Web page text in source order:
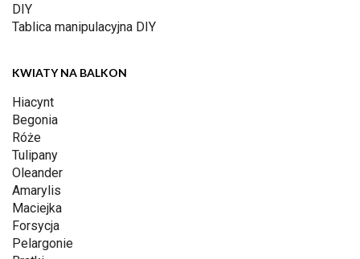
DIY
Tablica manipulacyjna DIY
KWIATY NA BALKON
Hiacynt
Begonia
Róże
Tulipany
Oleander
Amarylis
Maciejka
Forsycja
Pelargonie